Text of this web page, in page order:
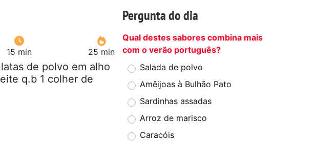
15 min 25 min
de polvo em alho
q.b 1 colher de
Pergunta do dia
Qual destes sabores combina mais
com o verão português?
Salada de polvo
Amêijoas à Bulhão Pato
Sardinhas assadas
Arroz de marisco
Caracóis